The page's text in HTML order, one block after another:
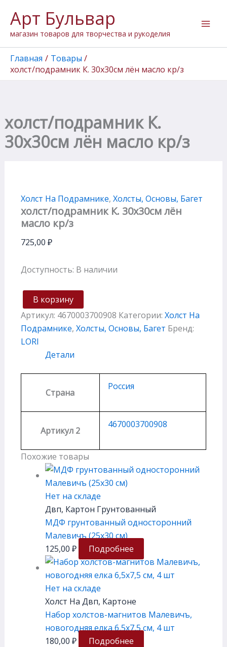
содержимому
Арт Бульвар
магазин товаров для творчества и рукоделия
Главная
Товары
холст/подрамник К. 30х30см лён масло кр/з
холст/подрамник К.
30х30см лён масло кр/з
Холст На Подрамнике, Холсты, Основы, Багет
холст/подрамник К. 30х30см лён
масло кр/з
725,00 ₽
Доступность: В наличии
товара
холст/
подрамник
К.
30х30см
масло
В корзину
Артикул: 4670003700908 Категории: Холст На
Подрамнике, Холсты, Основы, Багет Бренд:
LORI
Детали
Страна
Россия
Артикул 2
4670003700908
Похожие товары
Нет на складе
Двп, Картон Грунтованный
МДФ грунтованный односторонний
Малевичъ (25х30 см)
125,00 ₽ Подробнее
Нет на складе
Холст На Двп, Картоне
Набор холстов-магнитов Малевичъ,
новогодняя елка 6,5х7,5 см, 4 шт
180,00 ₽ Подробнее